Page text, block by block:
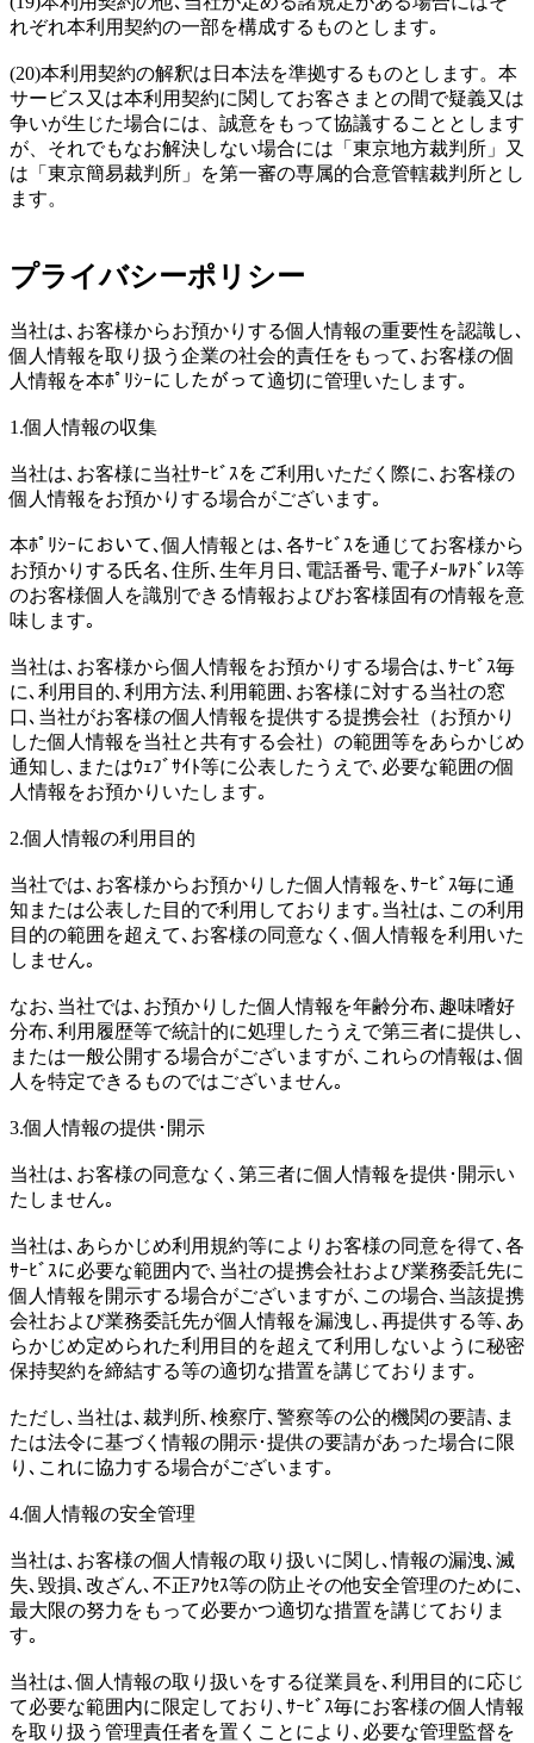
れぞれ本利用契約の一部を構成するものとします｡
(20)本利用契約の解釈は日本法を準拠するものとします。本
サービス又は本利用契約に関してお客さまとの間で疑義又は
争いが生じた場合には、誠意をもって協議することとします
が、それでもなお解決しない場合には「東京地方裁判所」又
は「東京簡易裁判所」を第一審の専属的合意管轄裁判所とし
ます。
プライバシーポリシー
当社は､お客様からお預かりする個人情報の重要性を認識し､
個人情報を取り扱う企業の社会的責任をもって､お客様の個
人情報を本ﾎﾟﾘｼｰにしたがって適切に管理いたします｡
1.個人情報の収集
当社は､お客様に当社ｻｰﾋﾞｽをご利用いただく際に､お客様の
個人情報をお預かりする場合がございます｡
本ﾎﾟﾘｼｰにおいて､個人情報とは､各ｻｰﾋﾞｽを通じてお客様から
お預かりする氏名､住所､生年月日､電話番号､電子ﾒｰﾙｱﾄﾞﾚｽ等
のお客様個人を識別できる情報およびお客様固有の情報を意
味します｡
当社は､お客様から個人情報をお預かりする場合は､ｻｰﾋﾞｽ毎
に､利用目的､利用方法､利用範囲､お客様に対する当社の窓
口､当社がお客様の個人情報を提供する提携会社（お預かり
した個人情報を当社と共有する会社）の範囲等をあらかじめ
通知し､またはｳｪﾌﾞｻｲﾄ等に公表したうえで､必要な範囲の個
人情報をお預かりいたします｡
2.個人情報の利用目的
当社では､お客様からお預かりした個人情報を､ｻｰﾋﾞｽ毎に通
知または公表した目的で利用しております｡当社は､この利用
目的の範囲を超えて､お客様の同意なく､個人情報を利用いた
しません｡
なお､当社では､お預かりした個人情報を年齢分布､趣味嗜好
分布､利用履歴等で統計的に処理したうえで第三者に提供し､
または一般公開する場合がございますが､これらの情報は､個
人を特定できるものではございません｡
3.個人情報の提供･開示
当社は､お客様の同意なく､第三者に個人情報を提供･開示い
たしません｡
当社は､あらかじめ利用規約等によりお客様の同意を得て､各
ｻｰﾋﾞｽに必要な範囲内で､当社の提携会社および業務委託先に
個人情報を開示する場合がございますが､この場合､当該提携
会社および業務委託先が個人情報を漏洩し､再提供する等､あ
らかじめ定められた利用目的を超えて利用しないように秘密
保持契約を締結する等の適切な措置を講じております｡
ただし､当社は､裁判所､検察庁､警察等の公的機関の要請､ま
たは法令に基づく情報の開示･提供の要請があった場合に限
り､これに協力する場合がございます｡
4.個人情報の安全管理
当社は､お客様の個人情報の取り扱いに関し､情報の漏洩､滅
失､毀損､改ざん､不正ｱｸｾｽ等の防止その他安全管理のために､
最大限の努力をもって必要かつ適切な措置を講じておりま
す｡
当社は､個人情報の取り扱いをする従業員を､利用目的に応じ
て必要な範囲内に限定しており､ｻｰﾋﾞｽ毎にお客様の個人情報
を取り扱う管理責任者を置くことにより､必要な管理監督を